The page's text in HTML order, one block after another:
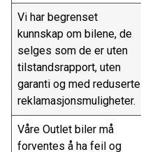
Vi har begrenset
kunnskap om bilene, de
selges som de er uten
tilstandsrapport, uten
garanti og med reduserte
reklamasjonsmuligheter.
Våre Outlet biler må
forventes å ha feil og